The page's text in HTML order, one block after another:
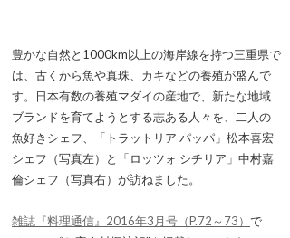
豊かな自然と1000km以上の海岸線を持つ三重県で
は、古くから魚や真珠、カキなどの養殖が盛んで
す。日本有数の養殖マダイの産地で、新たな地域
ブランドを育てようとする志ある人々を、二人の
魚好きシェフ、「トラットリア パッパ」松本喜宏
シェフ（写真左）と「ロッツォ シチリア」中村嘉
倫シェフ（写真右）が訪ねました。
雑誌『料理通信』2016年3月号（P.72～73） で